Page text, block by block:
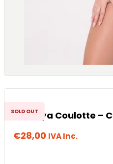
SOLD OUT
Terenya Coulotte – Caffellatte
€28,00 IVA Inc.